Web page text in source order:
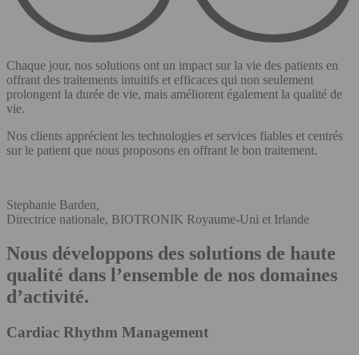
Chaque jour, nos solutions ont un impact sur la vie des patients en
offrant des traitements intuitifs et efficaces qui non seulement
prolongent la durée de vie, mais améliorent également la qualité de
vie.
Nos clients apprécient les technologies et services fiables et centrés
sur le patient que nous proposons en offrant le bon traitement.
Stephanie Barden,
Directrice nationale, BIOTRONIK Royaume-Uni et Irlande
Nous développons des solutions de haute
qualité dans l’ensemble de nos domaines
d’activité.
Cardiac Rhythm Management